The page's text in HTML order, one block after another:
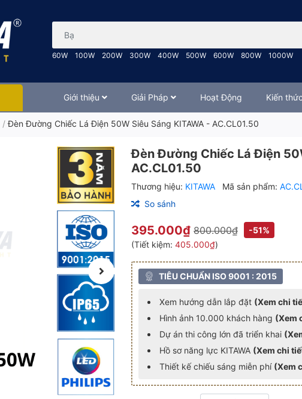
60W 100W 200W 300W 400W 500W 600W 800W 1000W
Giới thiệu Giải Pháp Hoạt Động Kiến thức
/Đèn Đường Chiếc Lá Điện 50W Siêu Sáng KITAWA - AC.CL01.50
Đèn Đường Chiếc Lá Điện
AC.CL01.50
Thương hiệu: KITAWA Mã sản phẩm:
So sánh
395.000₫ 800.000₫
-51%
(Tiết kiệm: 405.000₫)
TIÊU CHUẨN ISO 9001 : 2015
Xem hướng dẫn lắp đặt (Xem chi
Hình ảnh 10.000 khách hàng (Xem
Dự án thi công lớn đã triển khai
Hồ sơ năng lực KITAWA (Xem chi
Thiết kế chiếu sáng miễn phí (Xem